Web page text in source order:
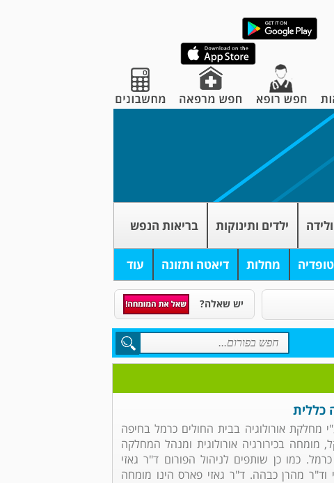
ילדים ותינוקות בריאות הנפש
מחלות דיאטה ותזונה עוד
יש שאלה?
כללית
מחלקת אורולוגיה בבית החולים כרמל בחיפה
מומחה בכירורגיה אורולוגית ומנהל המחלקה
כרמל. כמו כן שותפים לניהול הפורום ד"ר גאזי
וד"ר מהרן כבהה. ד"ר גאזי פארס הינו מומחה